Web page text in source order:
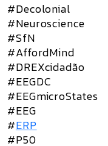
#Decolonial
#Neuroscience
#SfN
#AffordMind
#DREXcidadão
#EEGDC
#EEGmicroStates
#EEG
#ERP
#P50